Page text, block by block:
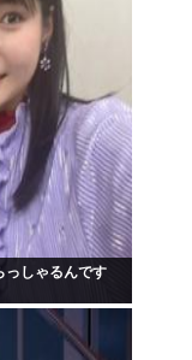
っしゃるんです